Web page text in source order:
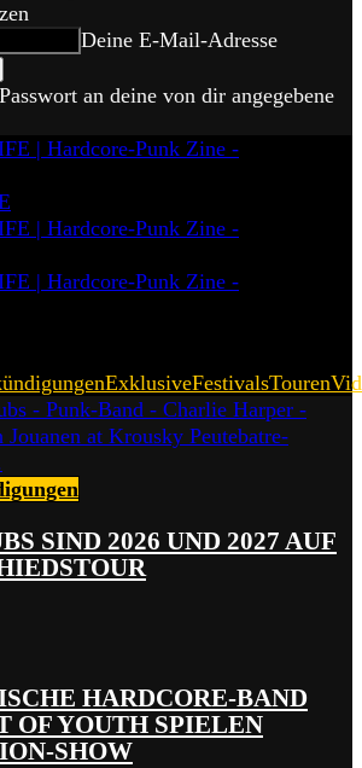
Deine E-Mail-Adresse
an deine von dir angegebene
ExklusiveFestivalsTouren
SIND 2026 UND 2027 AUF
HARDCORE-BAND
OF YOUTH SPIELEN
SHOW